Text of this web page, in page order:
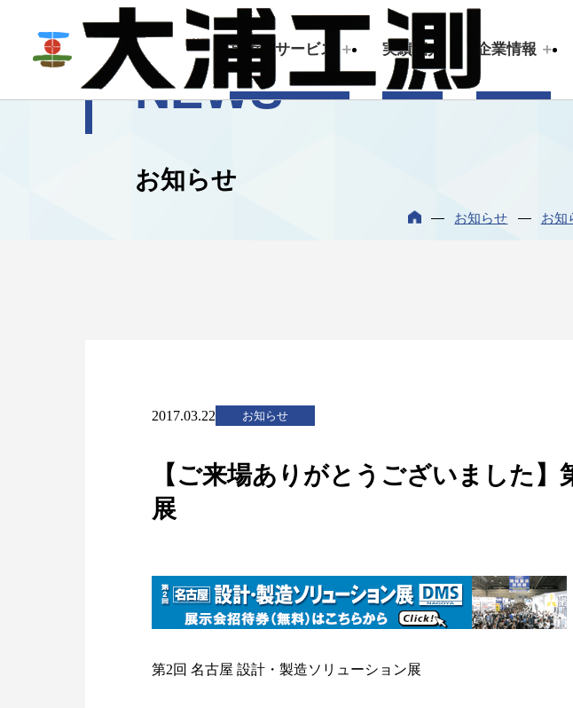
技術・サービス
建築測量
実績紹介 企業情報
トップメッセージ
お知らせ
NEWS
お知らせ お知
2017.03.22 お知らせ
【ご来場ありがとうございました
展
第2回 名古屋 設計・製造ソリューション展